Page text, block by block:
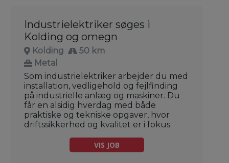
Industrielektriker søges i
Kolding og omegn
Kolding
50 km
Metal
Som industrielektriker arbejder du med
installation, vedligehold og fejlfinding
på industrielle anlæg og maskiner. Du
får en alsidig hverdag med både
praktiske og tekniske opgaver, hvor
driftssikkerhed og kvalitet er i fokus.
VIS JOB